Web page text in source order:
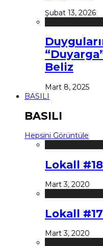
Şubat 13, 2026
Beliz
Mart 8, 2025
BASILI
BASILI
Hepsini Görüntüle
Lokall
Mart 3, 2020
Lokall
Mart 3, 2020